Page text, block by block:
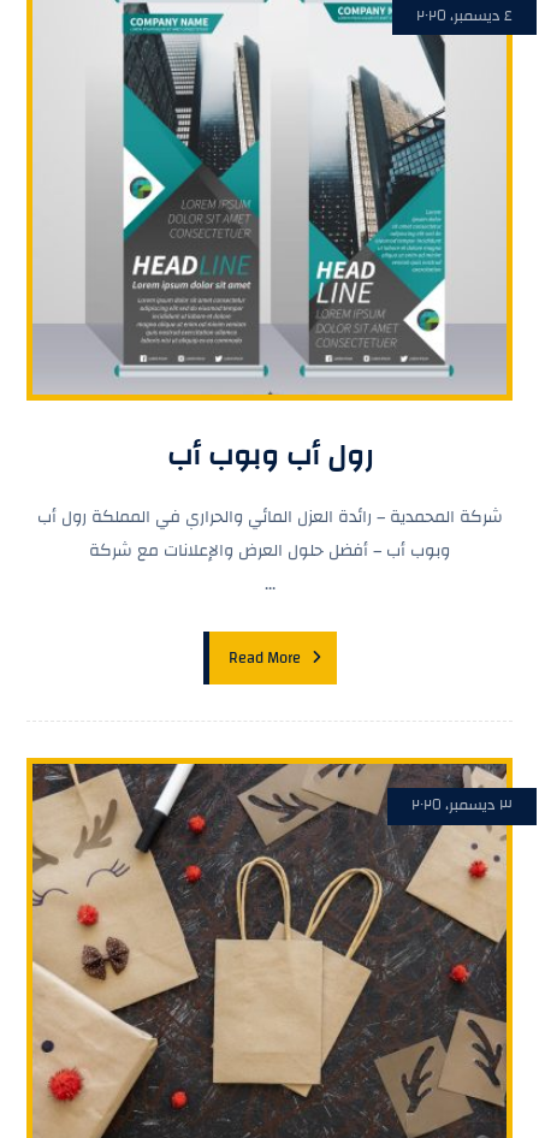
رول أب وبوب أب
٤ ديسمبر، ٢٠٢٥
شركة المحمدية – رائدة العزل المائي والحراري في المملكة رول أب
وبوب أب – أفضل حلول العرض والإعلانات مع شركة
...
Read More
٣ ديسمبر، ٢٠٢٥